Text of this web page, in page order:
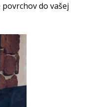
do vašej